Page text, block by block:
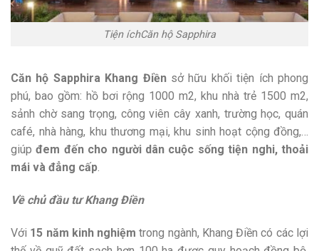
Tiện íchCăn hộ Sapphira
Căn hộ Sapphira Khang Điền sở hữu khối tiện ích phong
phú, bao gồm: hồ bơi rộng 1000 m2, khu nhà trẻ 1500 m2,
sảnh chờ sang trọng, công viên cây xanh, trường học, quán
café, nhà hàng, khu thương mại, khu sinh hoạt cộng đồng,…
giúpđem đến cho người dân cuộc sống tiện nghi, thoải
mái và đẳng cấp.
Về chủ đầu tư Khang Điền
Với 15 năm kinh nghiệm trong ngành, Khang Điền có các lợi